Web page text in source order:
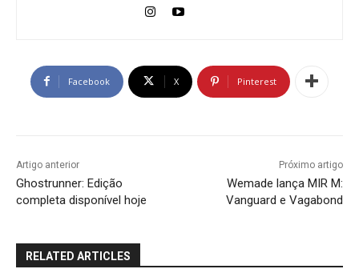
Facebook X Pinterest
Artigo anterior
Ghostrunner: Edição
completa disponível hoje
Próximo artigo
Wemade lança MIR M:
Vanguard e Vagabond
RELATED ARTICLES